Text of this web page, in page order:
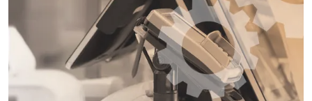
Auf der Informationsseite eines Mandanten wird jetzt dessen
Peppol-ID angezeigt, insofern eine in Book-in hinterlegt wurde.